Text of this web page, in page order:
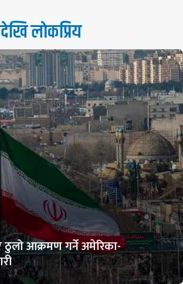
लाेकप्रिय
ठुलो आक्रमण गर्ने अमेरिका-